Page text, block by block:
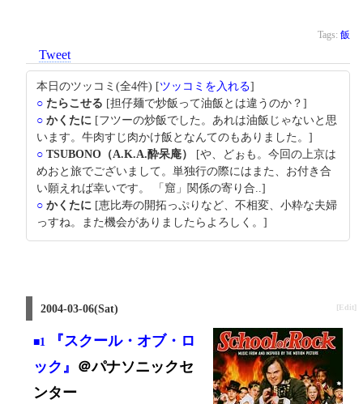
Tags: 飯
Tweet
本日のツッコミ(全4件) [ツッコミを入れる]
○ たらこせる [担仔麺で炒飯って油飯とは違うのか？]
○ かくたに [フツーの炒飯でした。あれは油飯じゃないと思
います。牛肉すじ肉かけ飯となんてのもありました。]
○ TSUBONO（A.K.A.酔呆庵）
[や、どぉも。今回の上京は
めおと旅でございまして。単独行の際にはまた、お付き合
い願えれば幸いです。 「窟」関係の寄り合..]
○ かくたに [恵比寿の開拓っぷりなど、不相変、小粋な夫婦
っすね。また機会がありましたらよろしく。]
2004-03-06(Sat) [Edit]
■1
『スクール・オブ・ロ
ック』 ＠パナソニックセ
ンター